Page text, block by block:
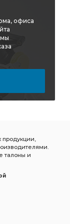
офиса
продукции,
талоны и